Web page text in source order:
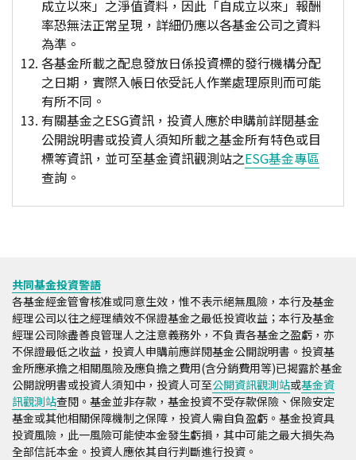
成立以來」之淨值資料，因此「自成立以來」報酬
率恐無法正常呈現，詳細仍應以各基金公司之資料
為準。
各基金所載之配息發放日係投資標的發行機構分配
之日期，實際入帳日依受託人作業處理原則而可能
有所不同。
有關基金之ESG資訊，投資人應於申購前詳閱基金
公開說明書或投資人須知所載之基金所有特色或目
標等資訊，並可至基金資訊觀測站之ESG基金專區
查詢。
共同基金投資警語
各基金經金管會核准或同意生效，惟不表示絕無風險，本行及基金
經理公司以往之經理績效不保證基金之最低投資收益；本行及基金
經理公司除盡善良管理人之注意義務外，不負責各基金之盈虧，亦
不保證最低之收益，投資人申購前應詳閱基金公開說明書。投資基
金所應承擔之相關風險及應負擔之費用(含分銷費用等)已揭露於基金
公開說明書或投資人須知中，投資人可至公開資訊觀測站或基金資
訊觀測站查閱。基金並非存款，基金投資不受存款保險、保險安定
基金或其他相關保障機制之保障，投資人需自負盈虧。基金投資具
投資風險，此一風險可能使本金發生虧損，其中可能之最大損失為
全部信託本金。投資人應依其自行判斷進行投資。